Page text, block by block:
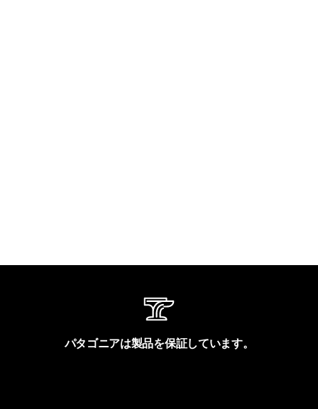
パタゴニアは製品を保証しています。